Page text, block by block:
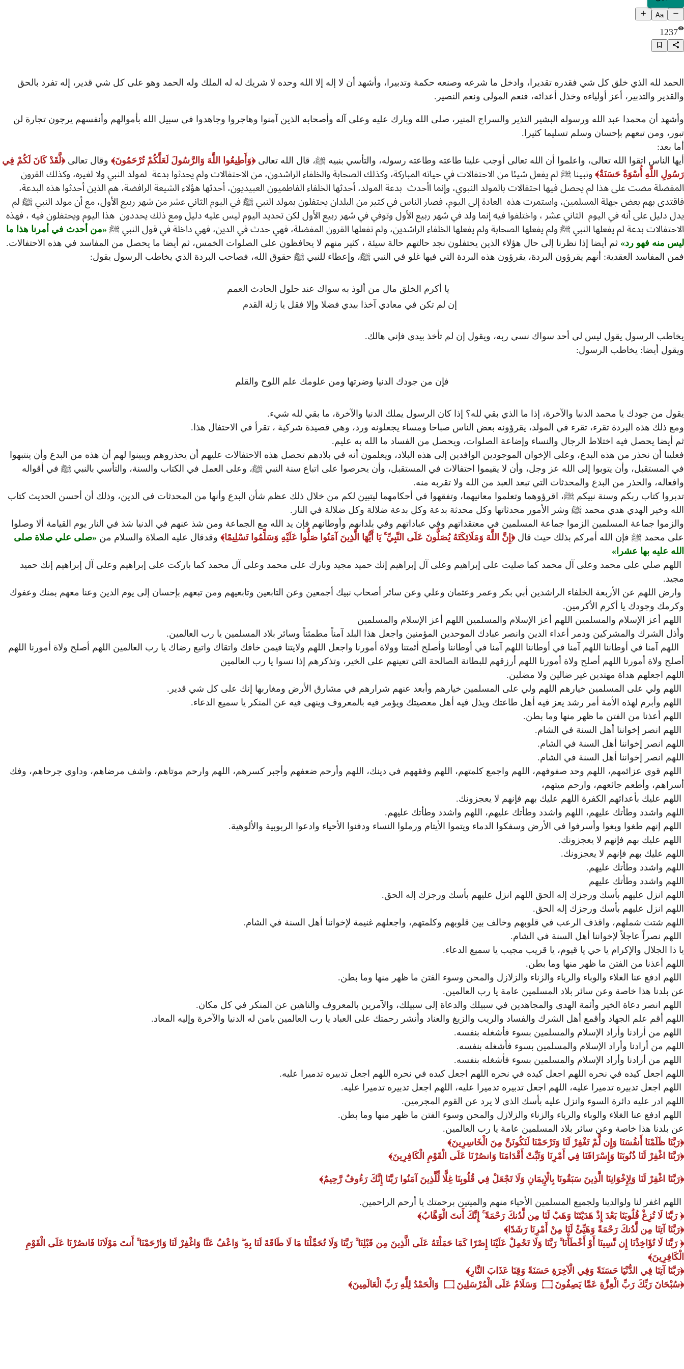
Aa
1237
الحمد لله الذي خلق كل شي فقدره تقديرا، وادخل ما شرعه وصنعه حكمة وتدبيرا، وأشهد أن لا إله إلا الله وحده لا شريك له له الملك وله الحمد وهو على كل شي قدير، إله تفرد بالحق
والقدير والتدبير، أعز أولياءه وخذل أعدائه، فنعم المولى ونعم النصير.
وأشهد أن محمدا عبد الله ورسوله البشير النذير والسراج المنير، صلى الله وبارك عليه وعلى آله وأصحابه الذين آمنوا وهاجروا وجاهدوا في سبيل الله بأموالهم وأنفسهم يرجون تجارة لن
تبور، ومن تبعهم بإحسان وسلم تسليما كثيرا.
أما بعد:
أيها الناس اتقوا الله تعالى، واعلموا أن الله تعالى أوجب علينا طاعته وطاعته رسوله، والتأسي بنبيه ﷺ، قال الله تعالى وَأَطِيعُوا اللَّهَ وَالرَّسُولَ لَعَلَّكُمْ تُرْحَمُونَ وقال تعالى لَّقَدْ كَانَ لَكُمْ فِي
رَسُولِ اللَّهِ أُسْوَةٌ حَسَنَةٌ
ونبينا ﷺ لم يفعل شيئا من الاحتفالات في حياته المباركة، وكذلك الصحابة والخلفاء الراشدون، من الاحتفالات ولم يحدثوا بدعة لمولد النبي ولا لغيره، وكذلك القرون
المفضلة مضت على هذا لم يحصل فيها احتفالات بالمولد النبوي، وإنما اأحدث بدعة المولد، أحدثها الخلفاء الفاطميون العبيديون، أحدثها هؤلاء الشيعة الرافضة، هم الذين أحدثوا هذه البدعة،
فاقتدى بهم بعض جهلة المسلمين، واستمرت هذه العادة إلى اليوم، فصار الناس في كثير من البلدان يحتفلون بمولد النبي ﷺ في اليوم الثاني عشر من شهر ربيع الأول، مع أن مولد النبي ﷺ لم
يدل دليل على أنه في اليوم الثاني عشر ، واختلفوا فيه إنما ولد في شهر ربيع الأول وتوفي في شهر ربيع الأول لكن تحديد اليوم ليس عليه دليل ومع ذلك يحددون هذا اليوم ويحتفلون فيه ، فهذه
الاحتفالات بدعة لم يفعلها النبي ﷺ ولم يفعلها الصحابة ولم يفعلها الخلفاء الراشدين، ولم تفعلها القرون المفضلة، فهي حدث في الدين، فهي داخلة في قول النبي ﷺ
من أحدث في أمرنا هذا ما
ليس منه فهو رد
ثم أيضا إذا نظرنا إلى حال هؤلاء الذين يحتفلون نجد حالتهم حالة سيئة ، كثير منهم لا يحافظون على الصلوات الخمس، ثم أيضا ما يحصل من المفاسد في هذه الاحتفالات.
فمن المفاسد العقدية: أنهم يقرؤون البردة، يقرؤون هذه البردة التي فيها غلو في النبي ﷺ، وإعطاء للنبي ﷺ حقوق الله، فصاحب البردة الذي يخاطب الرسول يقول:
يا أكرم الخلق مال من ألوذ به سواك عند حلول الحادث العمم
إن لم تكن في معادي آخذا بيدي فضلا وإلا فقل يا زلة القدم
يخاطب الرسول يقول ليس لي أحد سواك نسي ربه، ويقول إن لم تأخذ بيدي فإني هالك.
ويقول أيضا: يخاطب الرسول:
فإن من جودك الدنيا وضرتها ومن علومك علم اللوح والقلم
يقول من جودك يا محمد الدنيا والآخرة، إذا ما الذي بقي لله؟ إذا كان الرسول يملك الدنيا والآخرة، ما بقي لله شيء.
ومع ذلك هذه البردة تقرء، تقرء في المولد، يقرؤونه بعض الناس صباحا ومساء يجعلونه ورد، وهي قصيدة شركية ، تقرأ في الاحتفال هذا.
ثم أيضا يحصل فيه اختلاط الرجال والنساء وإضاعة الصلوات، ويحصل من الفساد ما الله به عليم.
فعلينا أن نحذر من هذه البدع، وعلى الإخوان الموجودين الوافدين إلى هذه البلاد، ويعلمون أنه في بلادهم تحصل هذه الاحتفالات عليهم أن يحذروهم ويبينوا لهم أن هذه من البدع وأن ينتبهوا
في المستقبل، وأن يتوبوا إلى الله عز وجل، وأن لا يقيموا احتفالات في المستقبل، وأن يحرصوا على اتباع سنة النبي ﷺ، وعلى العمل في الكتاب والسنة، والتأسي بالنبي ﷺ في أقواله
وافعاله، والحذر من البدع والمحدثات التي تبعد العبد من الله ولا تقربه منه.
تدبروا كتاب ربكم وسنة نبيكم ﷺ، اقرؤوهما وتعلموا معانيهما، وتفقهوا في أحكامهما ليتبين لكم من خلال ذلك عظم شأن البدع وأنها من المحدثات في الدين، وذلك أن أحسن الحديث كتاب
الله وخير الهدي هدي محمد ﷺ وشر الأمور محدثاتها وكل محدثة بدعة وكل بدعة ضلالة وكل ضلالة في النار.
والزموا جماعة المسلمين الزموا جماعة المسلمين في معتقداتهم وفي عباداتهم وفي بلدانهم وأوطانهم فإن يد الله مع الجماعة ومن شذ عنهم في الدنيا شذ في النار يوم القيامة ألا وصلوا
على محمد ﷺ فإن الله أمركم بذلك حيث قال
إِنَّ اللَّهَ وَمَلَائِكَتَهُ يُصَلُّونَ عَلَى النَّبِيِّ ۚ يَا أَيُّهَا الَّذِينَ آمَنُوا صَلُّوا عَلَيْهِ وَسَلِّمُوا تَسْلِيمًا وقدقال عليه الصلاة والسلام من
صلى علي صلاة صلى
الله عليه بها عشرا
اللهم صلي على محمد وعلى آل محمد كما صليت على إبراهيم وعلى آل إبراهيم إنك حميد مجيد وبارك على محمد وعلى آل محمد كما باركت على إبراهيم وعلى آل إبراهيم إنك حميد
مجيد.
وارض اللهم عن الأربعة الخلفاء الراشدين أبي بكر وعمر وعثمان وعلي وعن سائر أصحاب نبيك أجمعين وعن التابعين وتابعيهم ومن تبعهم بإحسان إلى يوم الدين وعنا معهم بمنك وعفوك
وكرمك وجودك يا أكرم الأكرمين.
اللهم أعز الإسلام والمسلمين اللهم أعز الإسلام والمسلمين اللهم أعز الإسلام والمسلمين
وأذل الشرك والمشركين ودمر أعداء الدين وانصر عبادك الموحدين المؤمنين واجعل هذا البلد آمناً مطمئناً وسائر بلاد المسلمين يا رب العالمين.
اللهم آمنا في أوطاننا اللهم آمنا في أوطاننا اللهم آمنا في أوطاننا وأصلح أئمتنا وولاة أمورنا واجعل اللهم ولايتنا فيمن خافك واتقاك واتبع رضاك يا رب العالمين اللهم أصلح ولاة أمورنا اللهم
أصلح ولاة أمورنا اللهم أصلح ولاة أمورنا اللهم أرزقهم للبطانة الصالحة التي تعينهم على الخير، وتذكرهم إذا نسوا يا رب العالمين
اللهم اجعلهم هداة مهتدين غير ضالين ولا مضلين.
اللهم ولي على المسلمين خيارهم اللهم ولي على المسلمين خيارهم وأبعد عنهم شرارهم في مشارق الأرض ومغاربها إنك على كل شي قدير.
اللهم وأبرم لهذه الأمة أمر رشد يعز فيه أهل طاعتك ويذل فيه أهل معصيتك ويؤمر فيه بالمعروف وينهى فيه عن المنكر يا سميع الدعاء.
اللهم أعذنا من الفتن ما ظهر منها وما بطن.
اللهم انصر إخواننا أهل السنة في الشام.
اللهم انصر إخواننا أهل السنة في الشام.
اللهم انصر إخواننا أهل السنة في الشام.
اللهم قوي عزائمهم، اللهم وحد صفوفهم، اللهم واجمع كلمتهم، اللهم وفقههم في دينك، اللهم وأرحم ضعفهم وأجبر كسرهم، اللهم وارحم موتاهم، واشف مرضاهم، وداوي جرحاهم، وفك
أسراهم، وأطعم جائعهم، وارحم ميتهم،
اللهم عليك بأعدائهم الكفرة اللهم عليك بهم فإنهم لا يعجزونك.
اللهم واشدد وطأتك عليهم، اللهم واشدد وطأتك عليهم، اللهم واشدد وطأتك عليهم.
اللهم إنهم طغوا وبغوا وأسرفوا في الأرض وسفكوا الدماء ويتموا الأيتام ورملوا النساء ودفنوا الأحياء وادعوا الربوبية والألوهية.
اللهم عليك بهم فإنهم لا يعجزونك.
اللهم عليك بهم فإنهم لا يعجزونك.
اللهم واشدد وطأتك عليهم.
اللهم واشدد وطأتك عليهم
اللهم انزل عليهم بأسك ورجزك إله الحق اللهم انزل عليهم بأسك ورجزك إله الحق.
اللهم انزل عليهم بأسك ورجزك إله الحق.
اللهم شتت شملهم، واقذف الرعب في قلوبهم وخالف بين قلوبهم وكلمتهم، واجعلهم غنيمة لإخواننا أهل السنة في الشام.
اللهم نصراً عاجلاً لإخواننا أهل السنة في الشام.
يا ذا الجلال والإكرام يا حي يا قيوم، يا قريب مجيب يا سميع الدعاء.
اللهم أعذنا من الفتن ما ظهر منها وما بطن.
اللهم ادفع عنا الغلاء والوباء والرباء والزناء والزلازل والمحن وسوء الفتن ما ظهر منها وما بطن.
عن بلدنا هذا خاصة وعن سائر بلاد المسلمين عامة يا رب العالمين.
اللهم انصر دعاة الخير وأئمة الهدى والمجاهدين في سبيلك والدعاة إلى سبيلك، والآمرين بالمعروف والناهين عن المنكر في كل مكان.
اللهم أقم علم الجهاد وأقمع أهل الشرك والفساد والريب والزيغ والعناد وأنشر رحمتك على العباد يا رب العالمين يامن له الدنيا والآخرة وإليه المعاد.
اللهم من أرادنا وأراد الإسلام والمسلمين بسوء فأشغله بنفسه.
اللهم من أرادنا وأراد الإسلام والمسلمين بسوء فأشغله بنفسه.
اللهم من أرادنا وأراد الإسلام والمسلمين بسوء فأشغله بنفسه.
اللهم اجعل كيده في نحره اللهم اجعل كيده في نحره اللهم اجعل كيده في نحره اللهم اجعل تدبيره تدميرا عليه.
اللهم اجعل تدبيره تدميرا عليه، اللهم اجعل تدبيره تدميرا عليه، اللهم اجعل تدبيره تدميرا عليه.
اللهم ادر عليه دائرة السوء وانزل عليه بأسك الذي لا يرد عن القوم المجرمين.
اللهم ادفع عنا الغلاء والوباء والرباء والزناء والزلازل والمحن وسوء الفتن ما ظهر منها وما بطن.
عن بلدنا هذا خاصة وعن سائر بلاد المسلمين عامة يا رب العالمين.
رَبَّنَا ظَلَمْنَا أَنفُسَنَا وَإِن لَّمْ تَغْفِرْ لَنَا وَتَرْحَمْنَا لَنَكُونَنَّ مِنَ الْخَاسِرِينَ
رَبَّنَا اغْفِرْ لَنَا ذُنُوبَنَا وَإِسْرَافَنَا فِي أَمْرِنَا وَثَبِّتْ أَقْدَامَنَا وَانصُرْنَا عَلَى الْقَوْمِ الْكَافِرِينَ
رَبَّنَا اغْفِرْ لَنَا وَلِإِخْوَانِنَا الَّذِينَ سَبَقُونَا بِالْإِيمَانِ وَلَا تَجْعَلْ فِي قُلُوبِنَا غِلًّا لِّلَّذِينَ آمَنُوا رَبَّنَا إِنَّكَ رَءُوفٌ رَّحِيمٌ
اللهم اغفر لنا ولوالدينا ولجميع المسلمين الأحياء منهم والميتين برحمتك يا أرحم الراحمين.
رَبَّنَا لَا تُزِغْ قُلُوبَنَا بَعْدَ إِذْ هَدَيْتَنَا وَهَبْ لَنَا مِن لَّدُنكَ رَحْمَةً ۚ إِنَّكَ أَنتَ الْوَهَّابُ
رَبَّنَا آتِنَا مِن لَّدُنكَ رَحْمَةً وَهَيِّئْ لَنَا مِنْ أَمْرِنَا رَشَدًا
رَبَّنَا لَا تُؤَاخِذْنَا إِن نَّسِينَا أَوْ أَخْطَأْنَا ۚ رَبَّنَا وَلَا تَحْمِلْ عَلَيْنَا إِصْرًا كَمَا حَمَلْتَهُ عَلَى الَّذِينَ مِن قَبْلِنَا ۚ رَبَّنَا وَلَا تُحَمِّلْنَا مَا لَا طَاقَةَ لَنَا بِهِ ۖ وَاعْفُ عَنَّا وَاغْفِرْ لَنَا وَارْحَمْنَا ۚ أَنتَ مَوْلَانَا فَانصُرْنَا عَلَى الْقَوْمِ
الْكَافِرِينَ
رَبَّنَا آتِنَا فِي الدُّنْيَا حَسَنَةً وَفِي الْآخِرَةِ حَسَنَةً وَقِنَا عَذَابَ النَّارِ
سُبْحَانَ رَبِّكَ رَبِّ الْعِزَّةِ عَمَّا يَصِفُونَ۝ وَسَلَامٌ عَلَى الْمُرْسَلِينَ ۝ وَالْحَمْدُ لِلَّهِ رَبِّ الْعَالَمِينَ